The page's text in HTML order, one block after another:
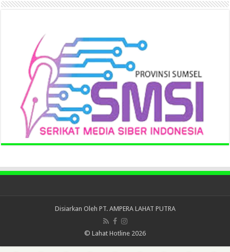
Disiarkan Oleh PT. AMPERA LAHAT PUTRA
© Lahat Hotline 2026